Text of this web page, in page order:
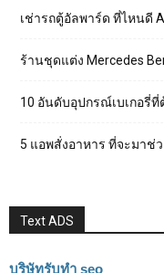
เช่ารถตู้อัลพาร์ด ที่ไหนดี
ร้านชุดแต่ง Mercedes
10 อันดับอุปกรณ์เบเกอรี่
5 แอพสั่งอาหาร ที่จะมาช่
Text ADS
บริษัทรับทำ seo